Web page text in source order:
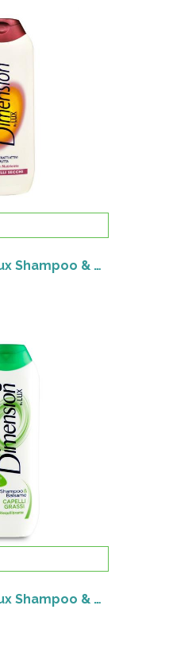
Dimension by Lux Shampoo & Balsamo 2in1 Capelli Secchi Effetto Idratante 250 ml
Dimension by Lux Shampoo & Balsamo 2in1 Capelli Grassi Effetto Riequilibrante 250 ml